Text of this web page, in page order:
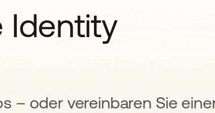
Identity
– oder vereinbaren Sie